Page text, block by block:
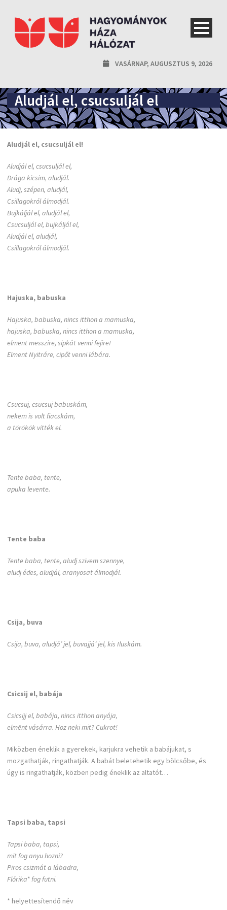
VASÁRNAP, AUGUSZTUS 9, 2026
Aludjál el, csucsuljál el
Aludjál el, csucsuljál el!
Aludjál el, csucsuljál el,
Drága kicsim, aludjál.
Aludj, szépen, aludjál,
Csillagokról álmodjál.
Bujkáljál el, aludjál el,
Csucsuljál el, bujkáljál el,
Aludjál el, aludjál,
Csillagokról álmodjál.
Hajuska, babuska
Hajuska, babuska, nincs itthon a mamuska,
hajuska, babuska, nincs itthon a mamuska,
elment messzire, sipkát venni fejire!
Elment Nyitráre, cipőt venni lábára.
Csucsuj, csucsuj babuskám,
nekem is volt fiacskám,
a törökök vitték el.
Tente baba, tente,
apuka levente.
Tente baba
Tente baba, tente, aludj szivem szennye,
aludj édes, aludjál, aranyosat álmodjál.
Csija, buva
Csija, buva, aludjá’ jel, buvajjá’ jel, kis Iluskám.
Csicsij el, babája
Csicsijj el, babája, nincs itthon anyája,
elmënt vásárra. Hoz neki mit? Cukrot!
Miközben éneklik a gyerekek, karjukra vehetik a babájukat, s
mozgathatják, ringathatják. A babát beletehetik egy bölcsőbe, és
úgy is ringathatják, közben pedig éneklik az altatót…
Tapsi baba, tapsi
Tapsi baba, tapsi,
mit fog anyu hozni?
Piros csizmát a lábadra,
Flórika* fog futni.
* helyettesítendő név